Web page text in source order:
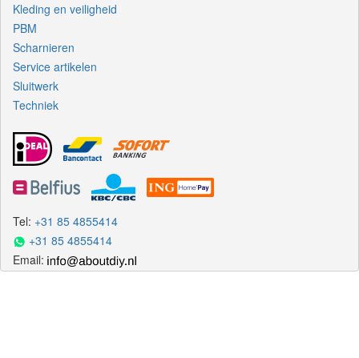
Kleding en veiligheid
PBM
Scharnieren
Service artikelen
Sluitwerk
Techniek
Tel: +31 85 4855414
+31 85 4855414
Email: